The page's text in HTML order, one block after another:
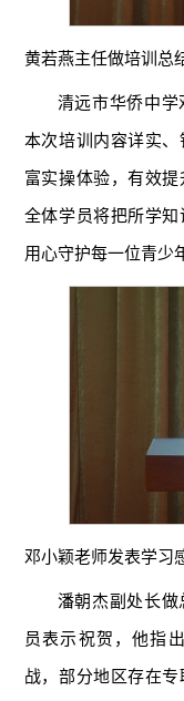
黄若燕主任做培训总
清远市华侨中学
本次培训内容详实
富实操体验，有效提
全体学员将把所学知
用心守护每一位青少
邓小颖老师发表学习
潘朝杰副处长
员表示祝贺，他指
战，部分地区存在